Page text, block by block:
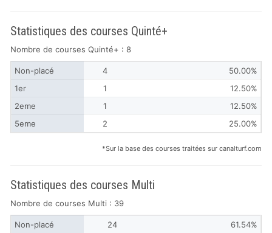
Statistiques des courses Quinté+
Nombre de courses Quinté+ : 8
Non-placé 4
50.00%
1er
1
12.50%
2eme
1
12.50%
5eme
2 25.00%
*Sur la base des courses traitées sur canalturf.com
Statistiques des courses Multi
Nombre de courses Multi : 39
Non-placé 24
61.54%